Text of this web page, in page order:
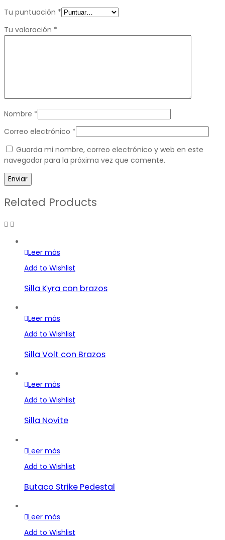
Tu puntuación *
Tu valoración *
Nombre *
Correo electrónico *
Guarda mi nombre, correo electrónico y web en este
navegador para la próxima vez que comente.
Related Products
Leer más
Add to Wishlist
Silla Kyra con brazos
Leer más
Add to Wishlist
Silla Volt con Brazos
Leer más
Add to Wishlist
Silla Novite
Leer más
Add to Wishlist
Butaco Strike Pedestal
Leer más
Add to Wishlist